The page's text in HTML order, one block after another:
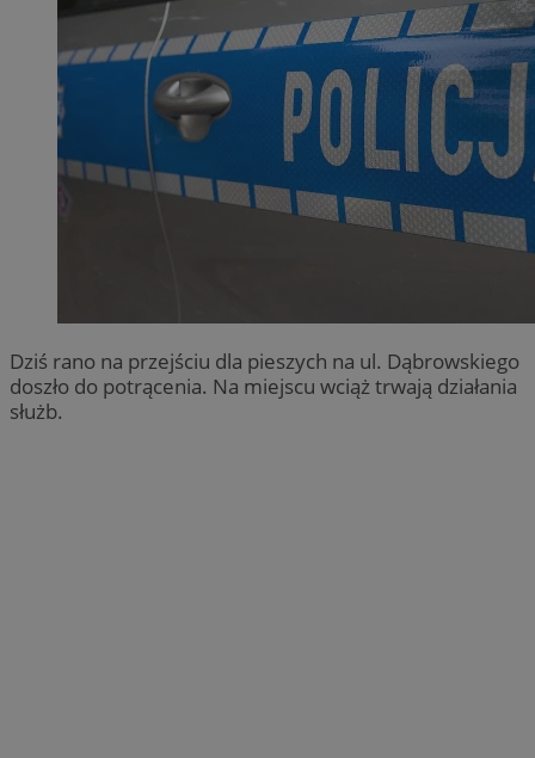
Dziś rano na przejściu dla pieszych na ul. Dąbrowskiego
doszło do potrącenia. Na miejscu wciąż trwają działania
służb.